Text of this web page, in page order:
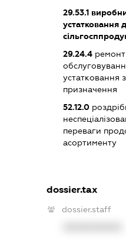
29.53.1
устатковання
29.24.4 ремонт
устатковання
призначення
52.12.0
переваги
асортименту
dossier.tax
dossier.staff